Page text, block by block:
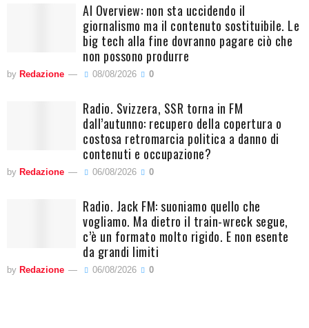
AI Overview: non sta uccidendo il
giornalismo ma il contenuto sostituibile. Le
big tech alla fine dovranno pagare ciò che
non possono produrre
by Redazione 08/08/2026 0
Radio. Svizzera, SSR torna in FM
dall’autunno: recupero della copertura o
costosa retromarcia politica a danno di
contenuti e occupazione?
by Redazione 06/08/2026 0
Radio. Jack FM: suoniamo quello che
vogliamo. Ma dietro il train-wreck segue,
c’è un formato molto rigido. E non esente
da grandi limiti
by Redazione 06/08/2026 0